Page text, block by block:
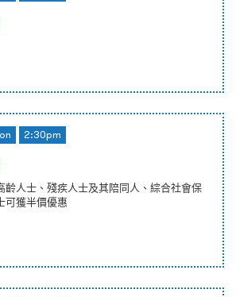
2:30pm
齡人士、殘疾人士及其陪同人、綜合社會保
可獲半價優惠